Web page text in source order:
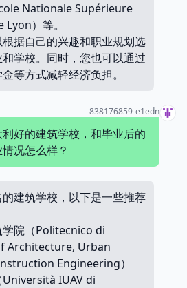
Nationale Supérieure
）等。
据自己的兴趣和职业规划选
学校。同时，您也可以通过
等方式减轻经济负担。
838176859-e1edn
好的建筑学校，和毕业后的
况怎么样？
建筑学校，以下是一些推荐
学院（Politecnico di
Architecture, Urban
Engineering）
IUAV di